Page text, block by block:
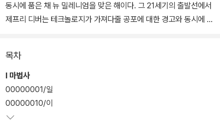
동시에 품은 채 뉴 밀레니엄을 맞은 해이다. 그 21세기의 출발선에서
제프리 디버는 테크놀로지가 가져다줄 공포에 대한 경고와 동시에 희
잔인한 해커, 코드네임 페이트는 실리콘밸리에서 자신만의 리얼리티
게임을 벌이지만 정작 희생자들은 무엇이 자신들을 덮칠지 전혀 모르
고 있다. 페이트의 게임이란 그들의 컴퓨터에 침투해 사생활을 침해
하고 결국엔 그들을 죽음으로 내모는 것. 페이트는 살인에 성공할 때
마다 더 높은 레벨에서 더 어려운 상대를 택해 다시 도전한다.
목차
I 마법사
00000001/일
00000010/이